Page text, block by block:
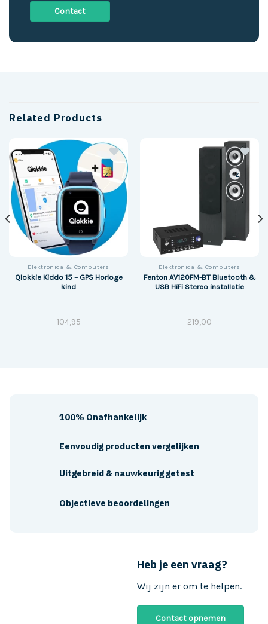
Contact
Related Products
z
Elektronica & Computers
Qlokkie Kiddo 15 – GPS Horloge
kind
104,95
z
Elektronica & Computers
Fenton AV120FM-BT Bluetooth &
USB HiFi Stereo installatie
219,00
Heb je een vraag?
Wij zijn er om te helpen.
Contact opnemen
100% Onafhankelijk
Eenvoudig producten vergelijken
Uitgebreid & nauwkeurig getest
Objectieve beoordelingen